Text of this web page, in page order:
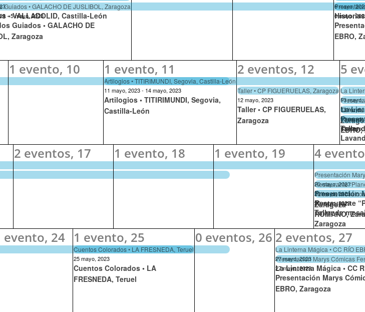
• VALLADOLID, Castilla-León
Guiados • GALACHO DE JUSLIBOL, Zaragoza
-5 mayo, 2023
Guiados • GALACHO DE
Zaragoza
6 mayo,
6 mayo,
EBRO,
1 evento, 10 1 evento, 11
Artilogios • TITIRIMUNDI, Segovia, Castilla-León
11 mayo, 2023- 14 mayo, 2023
Artilogios • TITIRIMUNDI, Segovia,
Castilla-León
2 eventos, 12
Taller • CP FIGUERUELAS, Zaragoza
12 mayo, 2023
Taller • CP FIGUERUELAS,
Zaragoza
5
La
13 mayo,
La
13 mayo,
Taller
13 mayo,
Taller
13 mayo,
2 eventos, 17 1 evento, 18 1 evento, 19 4
Presentación
20 mayo, 2023
Presentación
Zaragoza
Restaurante
20 mayo, 2023
Restaurante
ROMANO,
Taller de
20 mayo, 2023
Taller de
Zaragoza
evento, 24 1 evento, 25
Cuentos Colorados • LA FRESNEDA, Teruel
25 mayo, 2023
Cuentos Colorados • LA
FRESNEDA, Teruel
0 eventos, 26 2 eventos, 27
La Linterna Mágica • CC RÍO
27 mayo, 2023
La Linterna Mágica • CC
Presentación Marys Cómicas
27 mayo, 2023
Presentación Marys
EBRO, Zaragoza